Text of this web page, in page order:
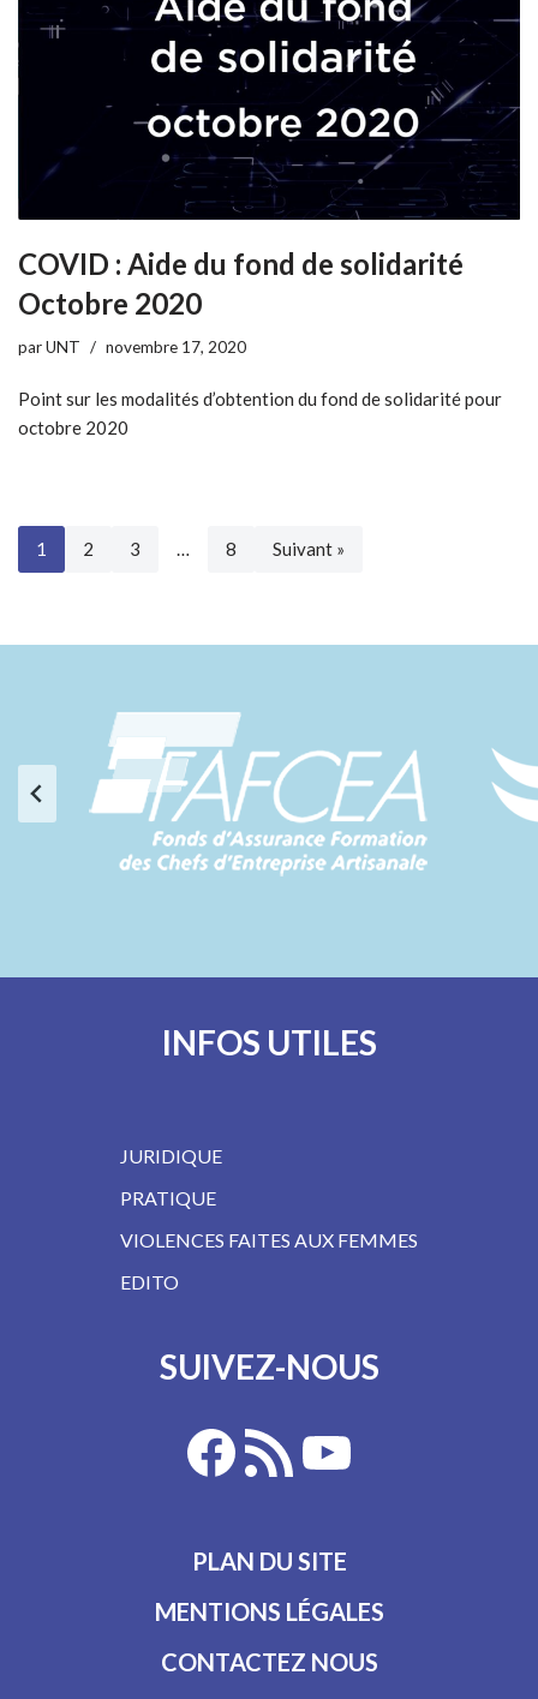
COVID : Aide du fond de solidarité
Octobre 2020
parUNT novembre 17, 2020
Point sur les modalités d’obtention du fond de solidarité pour
octobre 2020
1 2 3 … 8 Suivant »
INFOS UTILES
JURIDIQUE
PRATIQUE
VIOLENCES FAITES AUX FEMMES
EDITO
SUIVEZ-NOUS
PLAN DU SITE
MENTIONS LÉGALES
CONTACTEZ NOUS